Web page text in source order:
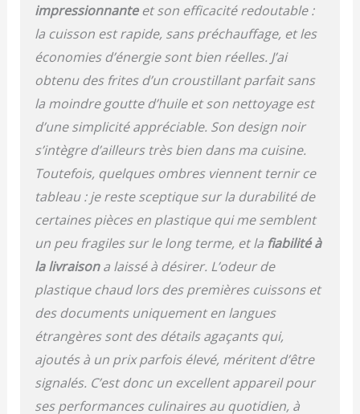
impressionnanteet son efficacité redoutable :
la cuisson est rapide, sans préchauffage, et les
économies d’énergie sont bien réelles. J’ai
obtenu des frites d’un croustillant parfait sans
la moindre goutte d’huile et son nettoyage est
d’une simplicité appréciable. Son design noir
s’intègre d’ailleurs très bien dans ma cuisine.
Toutefois, quelques ombres viennent ternir ce
tableau : je reste sceptique sur la durabilité de
certaines pièces en plastique qui me semblent
un peu fragiles sur le long terme, et la fiabilité à
la livraisona laissé à désirer. L’odeur de
plastique chaud lors des premières cuissons et
des documents uniquement en langues
étrangères sont des détails agaçants qui,
ajoutés à un prix parfois élevé, méritent d’être
signalés. C’est donc un excellent appareil pour
ses performances culinaires au quotidien, à